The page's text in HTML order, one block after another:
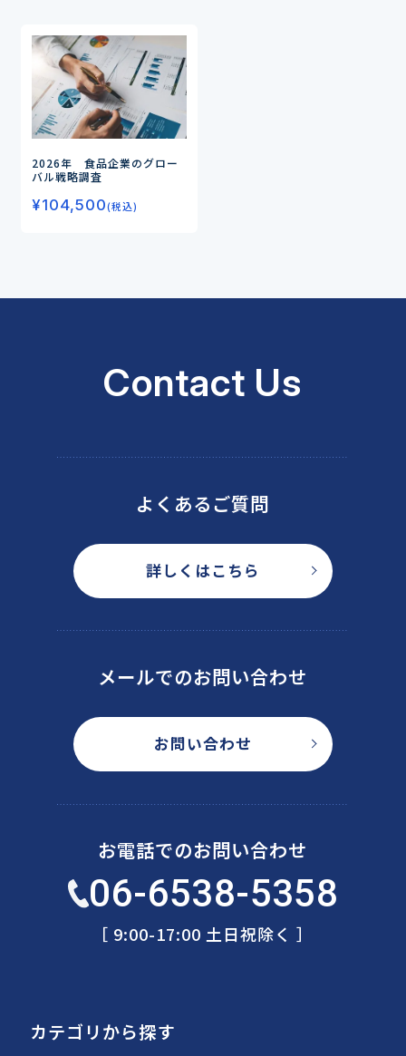
2026年 食品企業のグロー
バル戦略調査
¥104,500(税込)
Contact Us
よくあるご質問
詳しくはこちら
メールでのお問い合わせ
お問い合わせ
お電話でのお問い合わせ
06-6538-5358
［ 9:00-17:00 土日祝除く ］
カテゴリから探す